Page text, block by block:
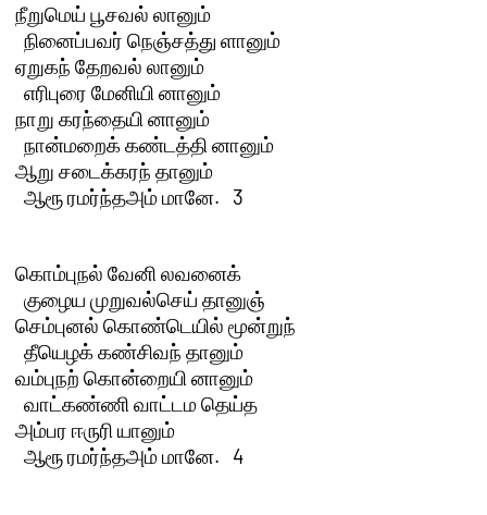
நீறுமெய் பூசவல் லானும்
  நினைப்பவர் நெஞ்சத்து ளானும்
ஏறுகந் தேறவல் லானும்
  எரிபுரை மேனியி னானும்
நாறு கரந்தையி னானும்
  நான்மறைக் கண்டத்தி னானும்
ஆறு சடைக்கரந் தானும்
  ஆரூ ரமர்ந்தஅம் மானே.   3
கொம்புநல் வேனி லவனைக்
  குழைய முறுவல்செய் தானுஞ்
செம்புனல் கொண்டெயில் மூன்றுந்
  தீயெழக் கண்சிவந் தானும்
வம்புநற் கொன்றையி னானும்
  வாட்கண்ணி வாட்டம தெய்த
அம்பர ஈருரி யானும்
  ஆரூ ரமர்ந்தஅம் மானே.   4